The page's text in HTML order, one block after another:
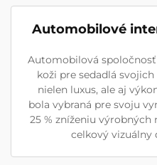
Automobilové
Automobilová
koži pre sedadlá
nielen luxus, ale aj
bola vybraná pre svoju
25 % zníženiu výrobných
celkový vizuálny